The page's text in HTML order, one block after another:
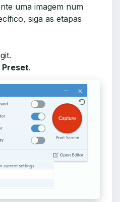
uma imagem num
siga as etapas
Preset.